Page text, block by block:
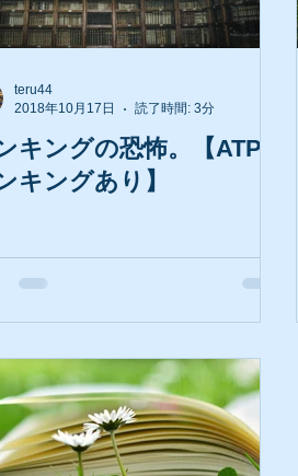
キングの恐怖。【ATP
キングあり】
teru44
2018年10月17日
読了時間: 3分